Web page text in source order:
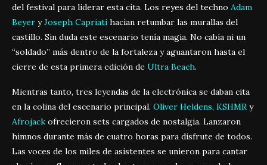
del festival para liderar esta cita. Los reyes del techno Adam
Beyer yJoseph Capriati hacían retumbar las murallas del
castillo. Sin duda este escenario tenía magia. No cabía ni un
“soldado” más dentro de la fortaleza y aguantaron hasta el
cierre de esta primera edición de Ultra Beach.
Mientras tanto, tres leyendas de la electrónica se daban cita
en la colina del escenario principal. Oliver Heldens, KSHMR y
Afrojack ofrecieron sets cargados de nostalgia. Lanzaron
himnos durante más de cuatro horas para disfrute de todos.
Las voces de los miles de asistentes se unieron para cantar